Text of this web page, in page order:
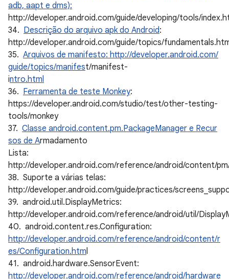
adb, aapt e dms):
http://developer.android.com/guide/developing/tools/
34. Descrição do arquivo apk do Android:
http://developer.android.com/guide/topics/
35. Arquivos de manifesto: http://developer.android.com/
guide/topics/manifest/manifest-
intro.html
36. Ferramenta de teste Monkey:
https://developer.android.com/studio/test/other-testing-
tools/monkey
37. Classe android.content.pm.PackageManager e Recur
sos de Armadamento
Lista:
http://developer.android.com/reference/android/content/
38. Suporte a várias telas:
http://developer.android.com/guide/practices/
39. android.util.DisplayMetrics:
http://developer.android.com/reference/android/util/
40. android.content.res.Configuration:
http://developer.android.com/reference/android/content/r
es/Configuration.html
41. android.hardware.SensorEvent:
http://developer.android.com/reference/android/hardware